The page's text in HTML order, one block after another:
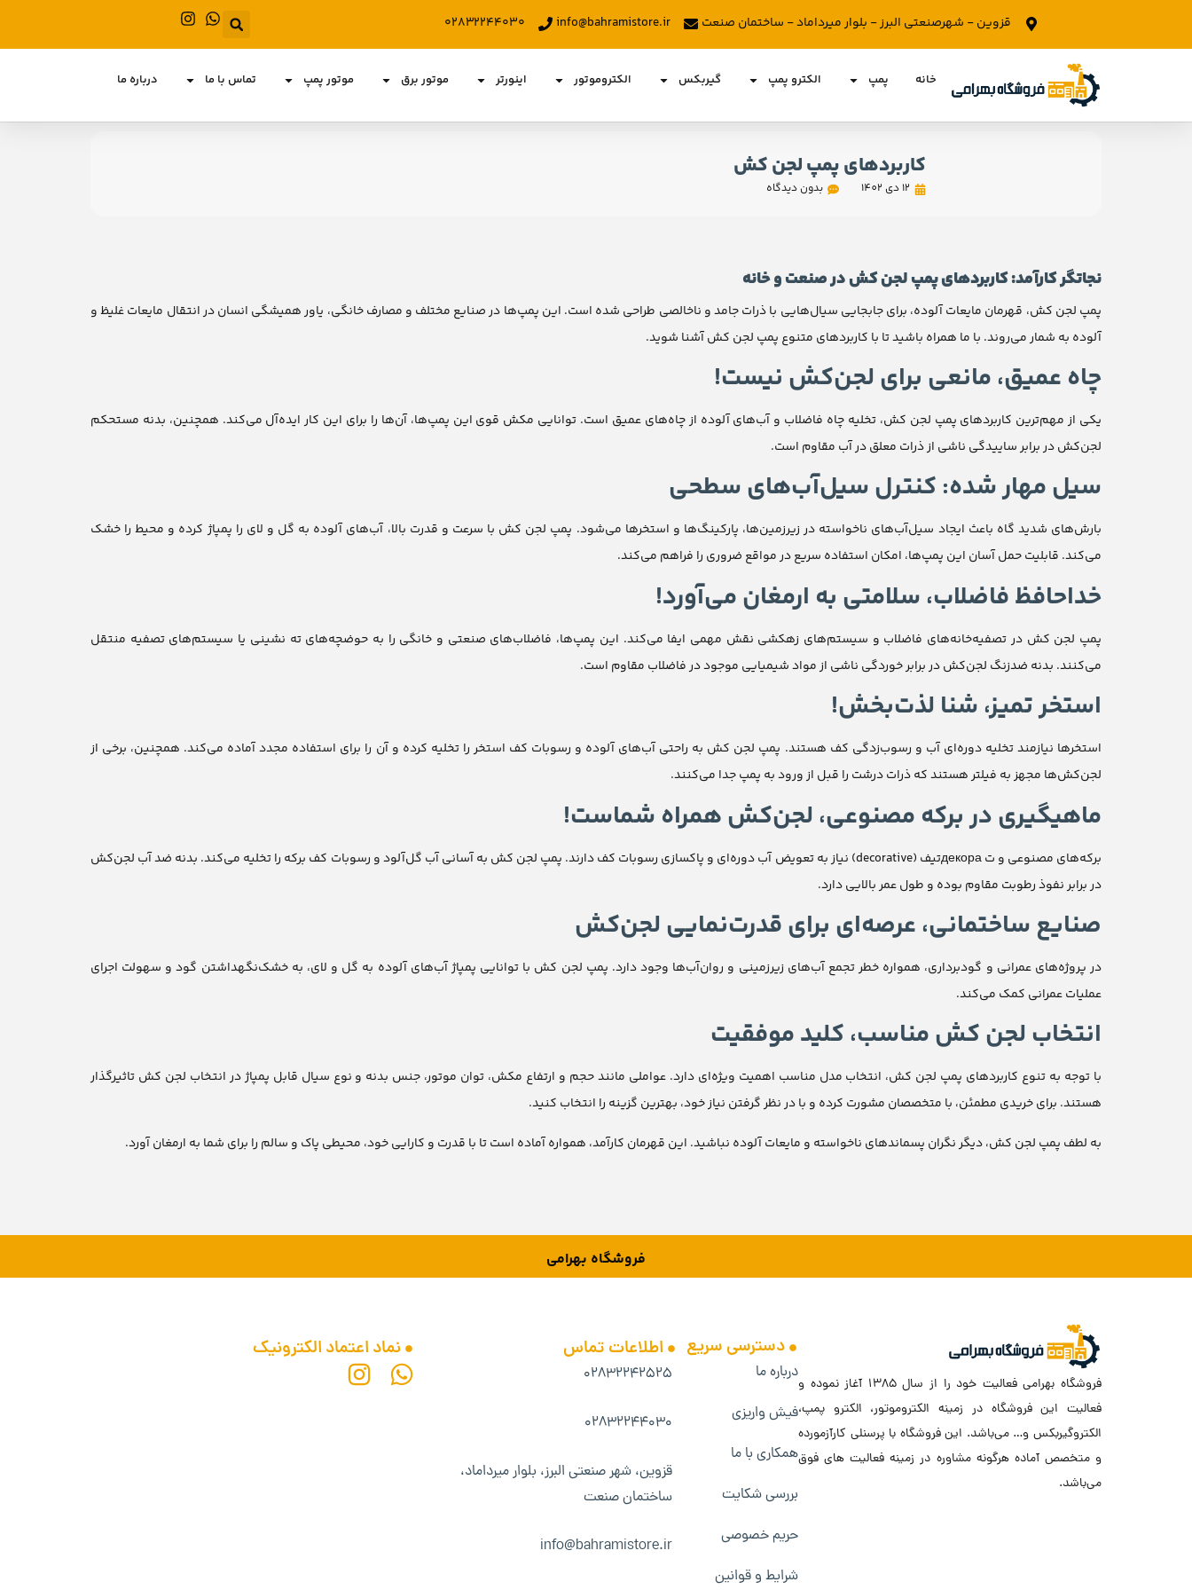
قزوین - شهرصنعتی البرز - بلوار میرداماد - ساختمان صنعت info@bahramistore.ir ۰۲۸۳۲۲۴۴۰۳۰
خانه پمپ الکترو پمپ گیربکس الکتروموتور اینورتر موتور برق موتور پمپ تماس با ما درباره ما
کاربردهای پمپ لجن کش
12 دی 1402 بدون دیدگاه
نجاتگر کارآمد: کاربردهای پمپ لجن کش در صنعت و خانه
پمپ لجن کش، قهرمان مایعات آلوده، برای جابجایی سیال‌هایی با ذرات جامد و ناخالصی طراحی شده است. این پمپ‌ها در صنایع مختلف و مصارف خانگی، یاور همیشگی انسان در انتقال مایعات غلیظ و
آلوده به شمار می‌روند. با ما همراه باشید تا با کاربردهای متنوع پمپ لجن کش آشنا شوید.
چاه عمیق، مانعی برای لجن‌کش نیست!
یکی از مهم‌ترین کاربردهای پمپ لجن کش، تخلیه چاه فاضلاب و آب‌های آلوده از چاه‌های عمیق است. توانایی مکش قوی این پمپ‌ها، آن‌ها را برای این کار ایده‌آل می‌کند. همچنین، بدنه مستحکم
لجن‌کش در برابر ساییدگی ناشی از ذرات معلق در آب مقاوم است.
سیل مهار شده: کنترل سیل‌آب‌های سطحی
بارش‌های شدید گاه باعث ایجاد سیل‌آب‌های ناخواسته در زیرزمین‌ها، پارکینگ‌ها و استخرها می‌شود. پمپ لجن کش با سرعت و قدرت بالا، آب‌های آلوده به گل و لای را پمپاژ کرده و محیط را خشک
می‌کند. قابلیت حمل آسان این پمپ‌ها، امکان استفاده سریع در مواقع ضروری را فراهم می‌کند.
خداحافظ فاضلاب، سلامتی به ارمغان می‌آورد!
پمپ لجن کش در تصفیه‌خانه‌های فاضلاب و سیستم‌های زهکشی نقش مهمی ایفا می‌کند. این پمپ‌ها، فاضلاب‌های صنعتی و خانگی را به حوضچه‌های ته نشینی یا سیستم‌های تصفیه منتقل
می‌کنند. بدنه ضدزنگ لجن‌کش در برابر خوردگی ناشی از مواد شیمیایی موجود در فاضلاب مقاوم است.
استخر تمیز، شنا لذت‌بخش!
استخرها نیازمند تخلیه دوره‌ای آب و رسوب‌زدگی کف هستند. پمپ لجن کش به راحتی آب‌های آلوده و رسوبات کف استخر را تخلیه کرده و آن را برای استفاده مجدد آماده می‌کند. همچنین، برخی از
لجن‌کش‌ها مجهز به فیلتر هستند که ذرات درشت را قبل از ورود به پمپ جدا می‌کنند.
ماهیگیری در برکه مصنوعی، لجن‌کش همراه شماست!
برکه‌های مصنوعی و ت декораتیف (decorative) نیاز به تعویض آب دوره‌ای و پاکسازی رسوبات کف دارند. پمپ لجن کش به آسانی آب گل‌آلود و رسوبات کف برکه را تخلیه می‌کند. بدنه ضد آب لجن‌کش
در برابر نفوذ رطوبت مقاوم بوده و طول عمر بالایی دارد.
صنایع ساختمانی، عرصه‌ای برای قدرت‌نمایی لجن‌کش
در پروژه‌های عمرانی و گودبرداری، همواره خطر تجمع آب‌های زیرزمینی و روان‌آب‌ها وجود دارد. پمپ لجن کش با توانایی پمپاژ آب‌های آلوده به گل و لای، به خشک‌نگهداشتن گود و سهولت اجرای
عملیات عمرانی کمک می‌کند.
انتخاب لجن کش مناسب، کلید موفقیت
با توجه به تنوع کاربردهای پمپ لجن کش، انتخاب مدل مناسب اهمیت ویژه‌ای دارد. عواملی مانند حجم و ارتفاع مکش، توان موتور، جنس بدنه و نوع سیال قابل پمپاژ در انتخاب لجن کش تاثیرگذار
هستند. برای خریدی مطمئن، با متخصصان مشورت کرده و با در نظر گرفتن نیاز خود، بهترین گزینه را انتخاب کنید.
به لطف پمپ لجن کش، دیگر نگران پسماندهای ناخواسته و مایعات آلوده نباشید. این قهرمان کارآمد، همواره آماده است تا با قدرت و کارایی خود، محیطی پاک و سالم را برای شما به ارمغان آورد.
فروشگاه بهرامی
فروشگاه بهرامی فعالیت خود را از سال ۱۳۸۵ آغاز نموده و
فعالیت این فروشگاه در زمینه الکتروموتور، الکترو پمپ،
الکتروگیربکس و… می‌باشد. این فروشگاه با پرسنلی کارآزمورده
و متخصص آماده هرگونه مشاوره در زمینه فعالیت های فوق
می‌باشد.
دسترسی سریع
درباره ما
فیش واریزی
همکاری با ما
بررسی شکایت
حریم خصوصی
شرایط و قوانین
اطلاعات تماس
۰۲۸۳۲۲۴۲۵۲۵
۰۲۸۳۲۲۴۴۰۳۰
قزوین، شهر صنعتی البرز، بلوار میرداماد،
ساختمان صنعت
info@bahramistore.ir
نماد اعتماد الکترونیک